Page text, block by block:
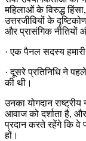
महिलाओं के विरुद्ध
उत्तरजीवियों के
और प्रासंगिक नीतियों
· एक पैनल सदस्य हमारी
· दूसरे प्रतिनिधि ने
की थी।
उनका योगदान
आवाज को दर्शाता है,
प्रदान करते रहेंगे कि
हों।